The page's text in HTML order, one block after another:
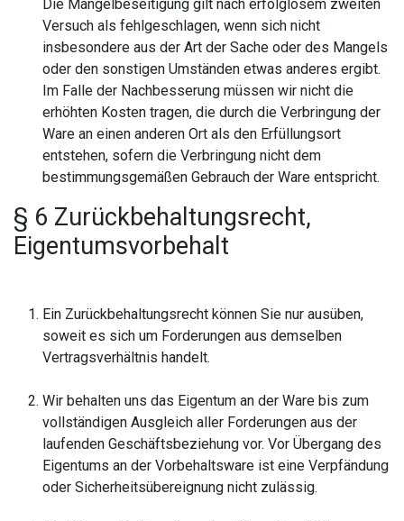
Die Mängelbeseitigung gilt nach erfolglosem zweiten
Versuch als fehlgeschlagen, wenn sich nicht
insbesondere aus der Art der Sache oder des Mangels
oder den sonstigen Umständen etwas anderes ergibt.
Im Falle der Nachbesserung müssen wir nicht die
erhöhten Kosten tragen, die durch die Verbringung der
Ware an einen anderen Ort als den Erfüllungsort
entstehen, sofern die Verbringung nicht dem
bestimmungsgemäßen Gebrauch der Ware entspricht.
§ 6 Zurückbehaltungsrecht,
Eigentumsvorbehalt
Ein Zurückbehaltungsrecht können Sie nur ausüben,
soweit es sich um Forderungen aus demselben
Vertragsverhältnis handelt.
Wir behalten uns das Eigentum an der Ware bis zum
vollständigen Ausgleich aller Forderungen aus der
laufenden Geschäftsbeziehung vor. Vor Übergang des
Eigentums an der Vorbehaltsware ist eine Verpfändung
oder Sicherheitsübereignung nicht zulässig.